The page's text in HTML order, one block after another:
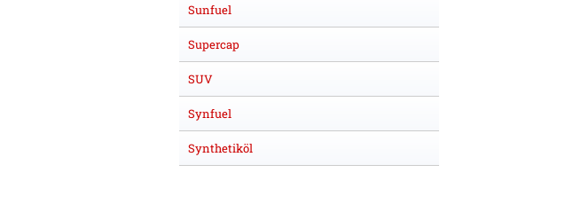
Sunfuel
Supercap
SUV
Synfuel
Synthetiköl